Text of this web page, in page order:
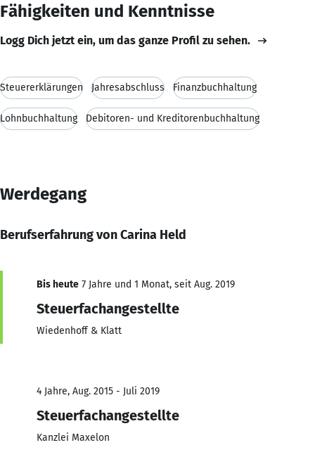
Fähigkeiten und Kenntnisse
Logg Dich jetzt ein, um das ganze Profil zu sehen.
Steuererklärungen Jahresabschluss Finanzbuchhaltung
Lohnbuchhaltung Debitoren- und Kreditorenbuchhaltung
Werdegang
Berufserfahrung von Carina Held
Bis heute 7 Jahre und 1 Monat, seit Aug. 2019
Steuerfachangestellte
Wiedenhoff & Klatt
4 Jahre, Aug. 2015 - Juli 2019
Steuerfachangestellte
Kanzlei Maxelon